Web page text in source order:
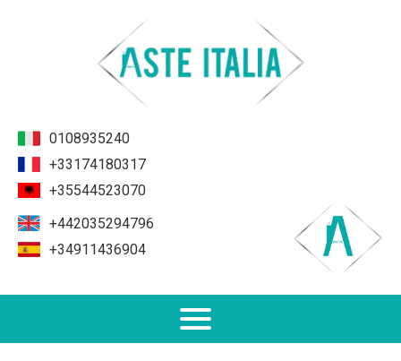
0108935240
+33174180317
+35544523070
+442035294796
+34911436904